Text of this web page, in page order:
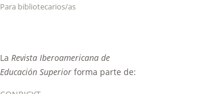
Para bibliotecarios/as
La Revista Iberoamericana de
Educación Superior forma parte de: